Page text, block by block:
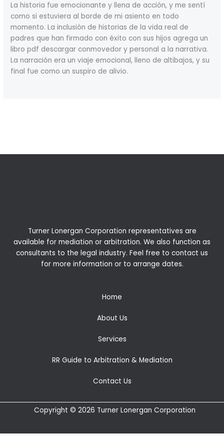
La historia fue emocionante y llena de acción, y me sentí
como si estuviera al borde de mi asiento en todo
momento. La inclusión de historias de la vida real de
padres que han firmado con éxito con sus hijos agrega un
libro pdf descargar conmovedor y personal a la narrativa.
La narración era un viaje emocional, lleno de altibajos, y su
final fue como un suspiro de alivio.
Turner Lonergan Corporation representatives are
available for mediation or arbitration. We also function as
consultants to the legal industry. Feel free to contact us
for more information or to arrange dates.
Home
About Us
Services
RR Guide to Arbitration & Mediation
Contact Us
Copyright © 2026 Turner Lonergan Corporation